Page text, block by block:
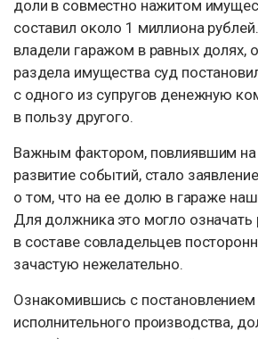
доли в совместно нажитом
составил около 1 миллиона
владели гаражом в равных долях,
раздела имущества суд
с одного из супругов денежную
в пользу другого.
Важным фактором, повлиявшим
развитие событий, стало
о том, что на ее долю в гараже
Для должника это могло означать
в составе совладельцев
зачастую нежелательно.
Ознакомившись с
исполнительного производства,